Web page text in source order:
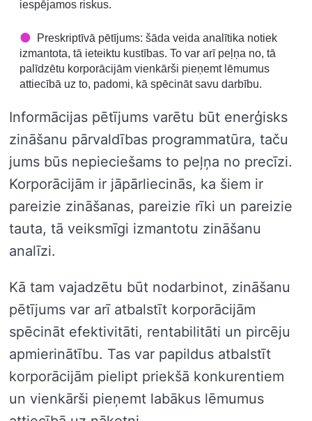
iespējamos riskus.
Preskriptīvā pētījums: šāda veida analītika notiek
izmantota, tā ieteiktu kustības. To var arī peļņa no, tā
palīdzētu korporācijām vienkārši pieņemt lēmumus
attiecībā uz to, padomi, kā spēcināt savu darbību.
Informācijas pētījums varētu būt enerģisks
zināšanu pārvaldības programmatūra, taču
jums būs nepieciešams to peļņa no precīzi.
Korporācijām ir jāpārliecinās, ka šiem ir
pareizie zināšanas, pareizie rīki un pareizie
tauta, tā veiksmīgi izmantotu zināšanu
analīzi.
Kā tam vajadzētu būt nodarbinot, zināšanu
pētījums var arī atbalstīt korporācijām
spēcināt efektivitāti, rentabilitāti un pircēju
apmierinātību. Tas var papildus atbalstīt
korporācijām pielipt priekšā konkurentiem
un vienkārši pieņemt labākus lēmumus